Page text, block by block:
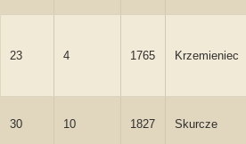
23 4 1765 Krzemieniec
30 10 1827 Skurcze